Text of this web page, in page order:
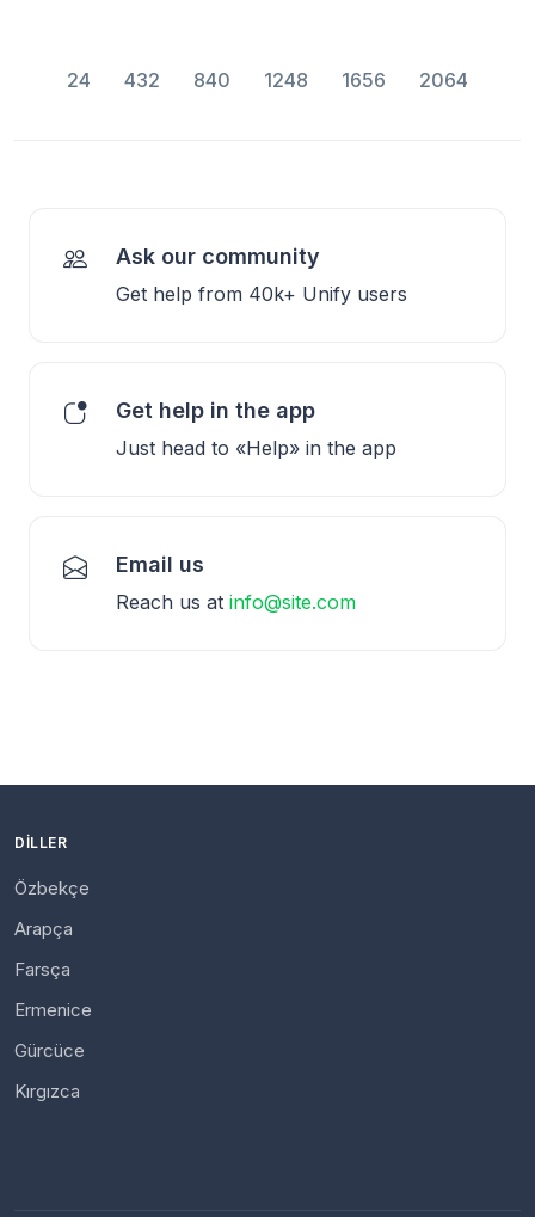
24 432 840 1248 1656 2064
Ask our community
Get help from 40k+ Unify users
Get help in the app
Just head to «Help» in the app
Email us
Reach us at info@site.com
DILLER
Özbekçe
Arapça
Farsça
Ermenice
Gürcüce
Kırgızca